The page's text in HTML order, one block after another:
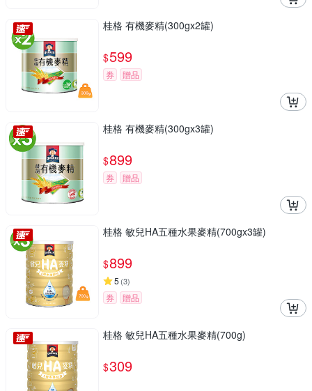
桂格 有機麥精(300gx2罐)
$599
券 贈品
桂格 有機麥精(300gx3罐)
$899
券 贈品
桂格 敏兒HA五種水果麥精(700gx3罐)
$899
5 (3)
券 贈品
桂格 敏兒HA五種水果麥精(700g)
$309